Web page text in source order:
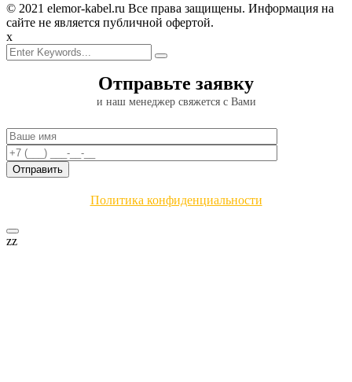
© 2021 elemor-kabel.ru Все права защищены. Информация на
сайте не является публичной офертой.
x
Отправьте заявку
и наш менеджер свяжется с Вами
Политика конфиденциальности
zz